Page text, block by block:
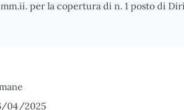
per la copertura di n. 1 posto di
04/2025